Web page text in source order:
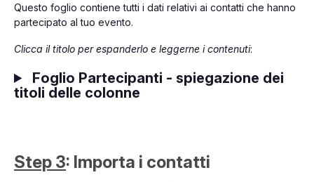
Questo foglio contiene tutti i dati relativi ai contatti che hanno
partecipato al tuo evento.
Clicca il titolo per espanderlo e leggerne i contenuti:
Foglio Partecipanti - spiegazione dei
titoli delle colonne
Step 3: Importa i contatti